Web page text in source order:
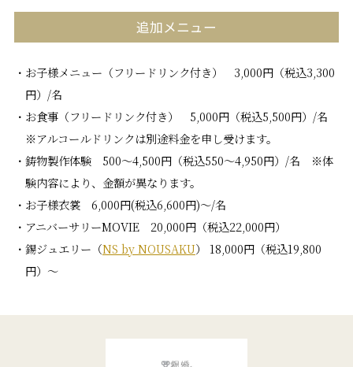
追加メニュー
お子様メニュー（フリードリンク付き） 3,000円（税込3,300
円）/名
お食事（フリードリンク付き） 5,000円（税込5,500円）/名
※アルコールドリンクは別途料金を申し受けます。
鋳物製作体験 500～4,500円（税込550～4,950円）/名 ※体
験内容により、金額が異なります。
お子様衣裳 6,000円(税込6,600円)～/名
アニバーサリーMOVIE 20,000円（税込22,000円）
錫ジュエリー（NS by NOUSAKU） 18,000円（税込19,800
円）〜